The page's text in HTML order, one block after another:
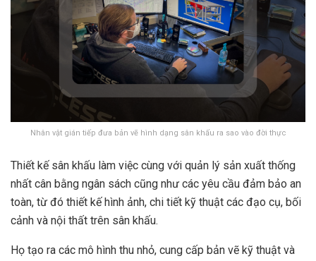
Nhân vật gián tiếp đưa bản vẽ hình dạng sân khấu ra sao vào đời thực
Thiết kế sân khấu làm việc cùng với quản lý sản xuất thống
nhất cân bằng ngân sách cũng như các yêu cầu đảm bảo an
toàn, từ đó thiết kế hình ảnh, chi tiết kỹ thuật các đạo cụ, bối
cảnh và nội thất trên sân khấu.
Họ tạo ra các mô hình thu nhỏ, cung cấp bản vẽ kỹ thuật và